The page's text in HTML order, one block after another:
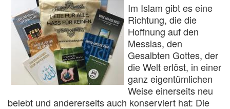
Im Islam gibt es eine
Richtung, die die
Hoffnung auf den
Messias, den
Gesalbten Gottes, der
die Welt erlöst, in einer
ganz eigentümlichen
Weise einerseits neu
belebt und andererseits auch konserviert hat: Die